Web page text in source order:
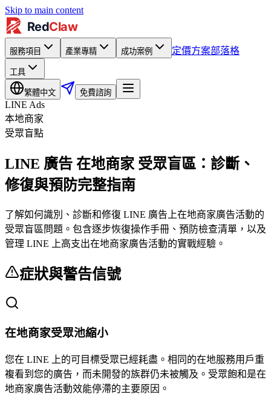
Skip to main content
服務項目 產業專精 成功案例 定價方案部落格
工具
繁體中文 免費諮詢
LINE Ads
本地商家
受眾盲點
LINE 廣告 在地商家 受眾盲區：診斷、
修復與預防完整指南
了解如何識別、診斷和修復 LINE 廣告上在地商家廣告活動的
受眾盲區問題。包含逐步恢復操作手冊、預防檢查清單，以及
管理 LINE 上高支出在地商家廣告活動的實戰經驗。
症狀與警告信號
在地商家受眾池縮小
您在 LINE 上的可目標受眾已經耗盡。相同的在地服務用戶重
複看到您的廣告，而未開發的族群仍未被觸及。受眾飽和是在
地商家廣告活動效能停滯的主要原因。